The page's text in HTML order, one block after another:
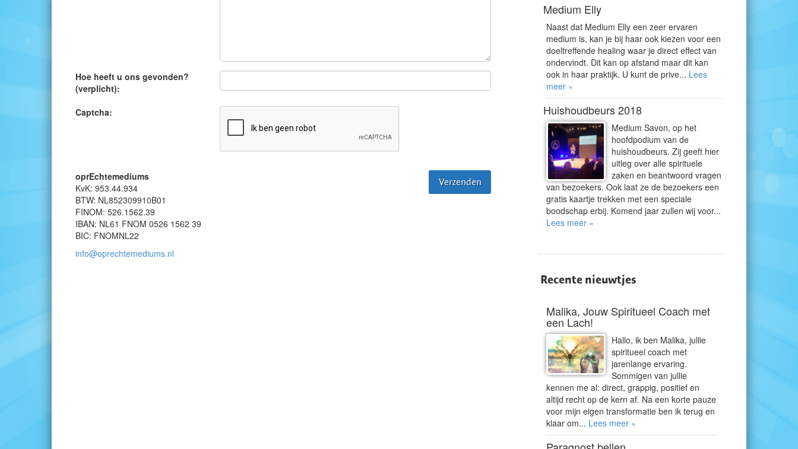
Hoe heeft u ons gevonden?
(verplicht):
Captcha:
oprEchtemediums
KvK: 953.44.934
BTW: NL852309910B01
FINOM: 526.1562.39
IBAN: NL61 FNOM 0526 1562 39
BIC: FNOMNL22
info@oprechtemediums.nl
Medium Elly
Naast dat Medium Elly een zeer ervaren
medium is, kan je bij haar ook kiezen voor een
doeltreffende healing waar je direct effect van
ondervindt. Dit kan op afstand maar dit kan
ook in haar praktijk. U kunt de prive... Lees
meer »
Huishoudbeurs 2018
Medium Savon, op het
hoofdpodium van de
huishoudbeurs. Zij geeft hier
uitleg over alle spirituele
zaken en beantwoord vragen
van bezoekers. Ook laat ze de bezoekers een
gratis kaartje trekken met een speciale
boodschap erbij. Komend jaar zullen wij voor...
Lees meer »
Recente nieuwtjes
Malika, Jouw Spiritueel Coach met
een Lach!
Hallo, ik ben Malika, jullie
spiritueel coach met
jarenlange ervaring.
Sommigen van jullie
kennen me al: direct, grappig, positief en
altijd recht op de kern af. Na een korte pauze
voor mijn eigen transformatie ben ik terug en
klaar om... Lees meer »